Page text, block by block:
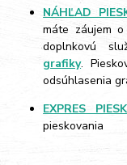
NÁHĽAD
máte záujem
doplnkovú
grafiky.
odsúhlasenia
EXPRES
pieskovania